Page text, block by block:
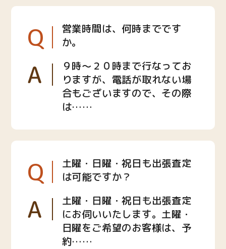
Q
営業時間は、何時までです
か。
A
９時〜２０時まで行なってお
りますが、電話が取れない場
合もございますので、その際
は……
Q
土曜・日曜・祝日も出張査定
は可能ですか？
A
土曜・日曜・祝日も出張査定
にお伺いいたします。土曜・
日曜をご希望のお客様は、予
約……